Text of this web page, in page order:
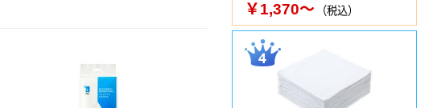
￥1,370～ （税込）